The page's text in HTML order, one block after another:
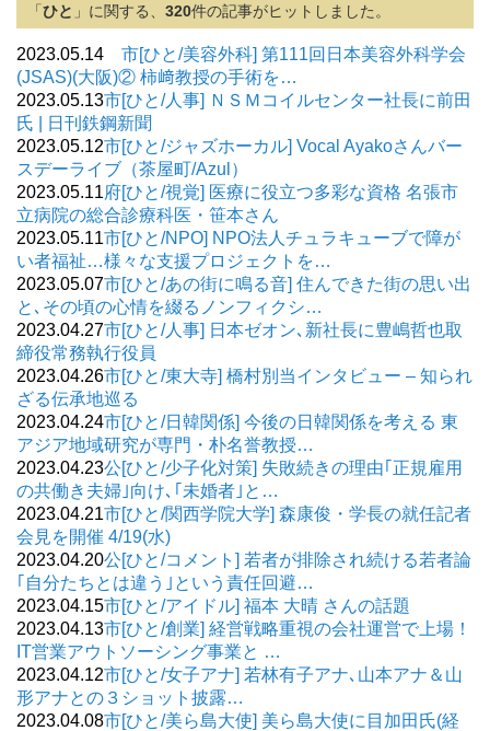
「 ひと 」に関する、 320件の記事がヒットしました。
2023.05.14 市[ひと/美容外科] 第111回日本美容外科学会
(JSAS)(大阪)② 柿﨑教授の手術を…
2023.05.13市[ひと/人事] ＮＳＭコイルセンター社長に前田
氏 | 日刊鉄鋼新聞
2023.05.12市[ひと/ジャズホーカル] Vocal Ayakoさんバー
スデーライブ（茶屋町/Azul）
2023.05.11府[ひと/視覚] 医療に役立つ多彩な資格 名張市
立病院の総合診療科医・笹本さん
2023.05.11市[ひと/NPO] NPO法人チュラキューブで障が
い者福祉…様々な支援プロジェクトを…
2023.05.07市[ひと/あの街に鳴る音] 住んできた街の思い出
と､その頃の心情を綴るノンフィクシ…
2023.04.27市[ひと/人事] 日本ゼオン､新社長に豊嶋哲也取
締役常務執行役員
2023.04.26市[ひと/東大寺] 橋村別当インタビュー – 知られ
ざる伝承地巡る
2023.04.24市[ひと/日韓関係] 今後の日韓関係を考える 東
アジア地域研究が専門・朴名誉教授…
2023.04.23公[ひと/少子化対策] 失敗続きの理由｢正規雇用
の共働き夫婦｣向け､｢未婚者｣と…
2023.04.21市[ひと/関西学院大学] 森康俊・学長の就任記者
会見を開催 4/19(水)
2023.04.20公[ひと/コメント] 若者が排除され続ける若者論
｢自分たちとは違う｣という責任回避…
2023.04.15市[ひと/アイドル] 福本 大晴 さんの話題
2023.04.13市[ひと/創業] 経営戦略重視の会社運営で上場！
IT営業アウトソーシング事業と …
2023.04.12市[ひと/女子アナ] 若林有子アナ､山本アナ＆山
形アナとの３ショット披露…
2023.04.08市[ひと/美ら島大使] 美ら島大使に目加田氏(経